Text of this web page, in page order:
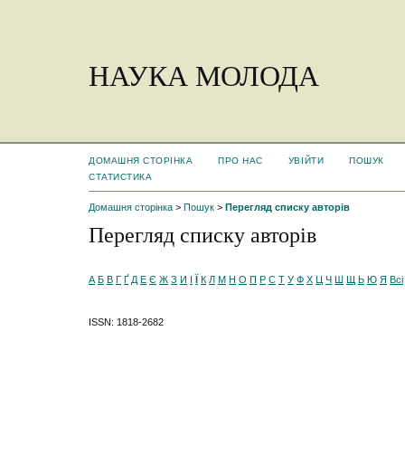
НАУКА МОЛОДА
ДОМАШНЯ СТОРІНКА ПРО НАС УВІЙТИ
ПОШУК
СТАТИСТИКА
Домашня сторінка > Пошук > Перегляд списку авторів
Перегляд списку авторів
А Б В Г Ґ Д Е Є Ж З И І Ї К Л М Н О П Р С Т У Ф Х Ц Ч Ш Щ Ь Ю Я Всі
ISSN: 1818-2682